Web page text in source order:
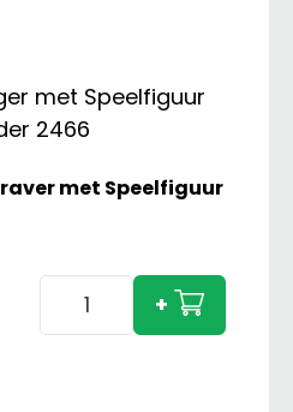
Kraan
aantal
met Speelfiguur
Bruder
+